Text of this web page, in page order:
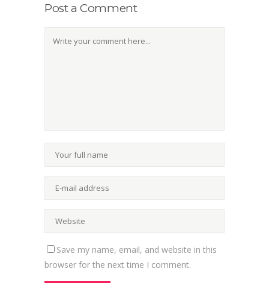
Post a Comment
Save my name, email, and website in this
browser for the next time I comment.